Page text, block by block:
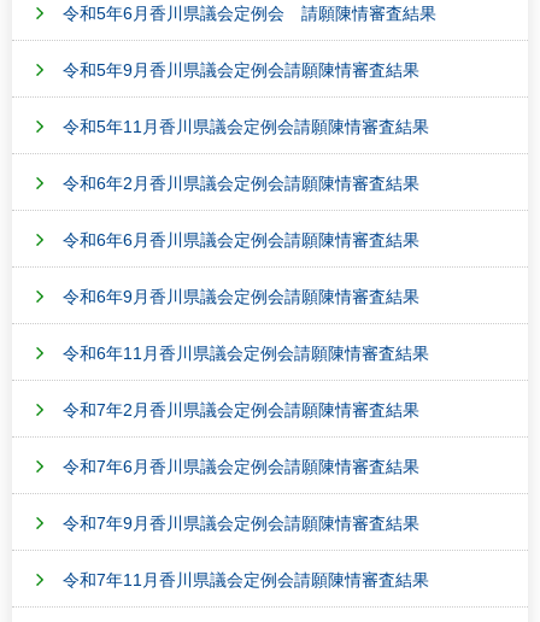
令和5年6月香川県議会定例会 請願陳情審査結果
令和5年9月香川県議会定例会請願陳情審査結果
令和5年11月香川県議会定例会請願陳情審査結果
令和6年2月香川県議会定例会請願陳情審査結果
令和6年6月香川県議会定例会請願陳情審査結果
令和6年9月香川県議会定例会請願陳情審査結果
令和6年11月香川県議会定例会請願陳情審査結果
令和7年2月香川県議会定例会請願陳情審査結果
令和7年6月香川県議会定例会請願陳情審査結果
令和7年9月香川県議会定例会請願陳情審査結果
令和7年11月香川県議会定例会請願陳情審査結果